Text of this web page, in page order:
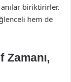
biriktirirler.
hem de
Zamanı,